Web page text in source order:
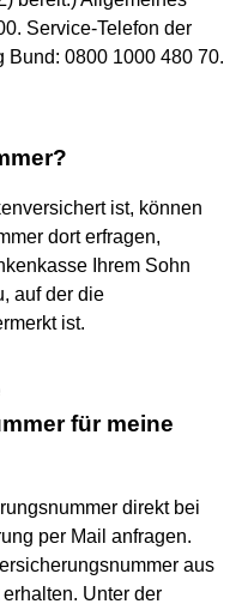
Service-Telefon der
Bund: 0800 1000 480 70.
ist, können
dort erfragen,
Ihrem Sohn
auf der die
ist.
für meine
direkt bei
per Mail anfragen.
aus
Unter der